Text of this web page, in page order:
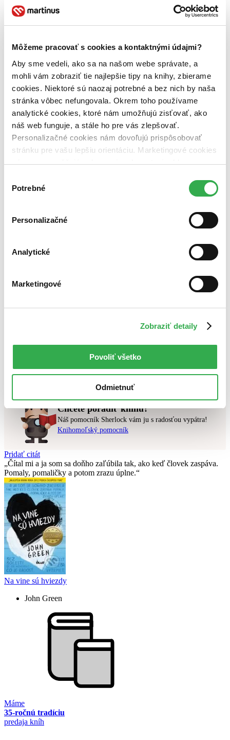
Môžeme pracovať s cookies a kontaktnými údajmi?
Aby sme vedeli, ako sa na našom webe správate, a
mohli vám zobraziť tie najlepšie tipy na knihy, zbierame
cookies. Niektoré sú naozaj potrebné a bez nich by naša
stránka vôbec nefungovala. Okrem toho používame
analytické cookies, ktoré nám umožňujú zisťovať, ako
náš web funguje, a stále ho pre vás zlepšovať.
Personalizačné cookies nám dovoľujú prispôsobovať
stránku pre vašu lepšiu orientáciu. Marketingové cookies
nám zas umožňujú zobrazenie relevantnej reklamy.
nám pomohlo, keby sme mohli používať všetky tieto
súhlasu
Potrebné
Personalizačné
Analytické
Marketingové
Zobraziť detaily
Povoliť všetko
Odmietnuť
novinky (0 titulov)
zľavnené tituly (0 titulov)
na centrálnom sklade (0 titulov)na centrálnom sklade
pripravujeme (0 titulov)pripravujeme
dostupná (bez vypredaných) (0 titulov)dostupná (bez
vypredaných)
Nové / čítané
nová (0 titulov)nová
čítaná (0 titulov)čítaná
čítaná - výborný stav (0 titulov)čítaná - výborný stav
čítaná - mierne opotrebovaná (0 titulov) čítaná - mierne
opotrebovaná
čítané verzie vypredaných kníh (0 titulov)čítané verzie
Zúžiť výber
Zoradiť
Novinky
Najdrahšie
Najvyššia zľava
Zrušiť filtre
Autor Svatava Maria Kabošovápripravované
Skúste prosím zmeniť vyhľadávaný výraz.
Chcete poradiť knihu?
Náš pomocník Sherlock vám ju s radosťou vypátra!
Knihomoľský pomocník
Pridať citát
Čítal mi a ja som sa doňho zaľúbila tak, ako keď človek zaspáva.
Pomaly, pomaličky a potom zrazu úplne.
Na vine sú hviezdy
John Green
Máme
35-ročnú tradíciu
predaja kníh